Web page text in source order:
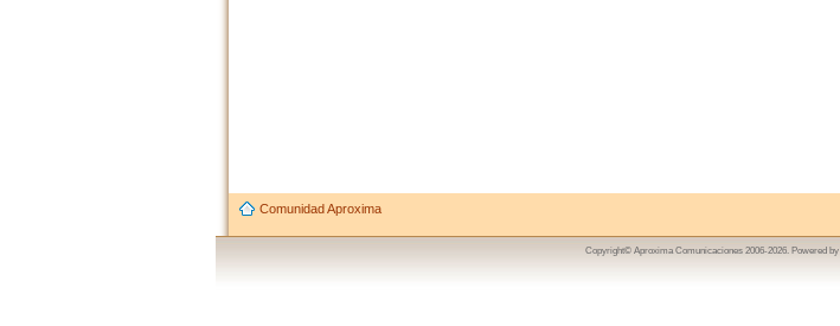
Comunidad Aproxima
Copyright© Aproxima Comunicaciones 2006-2026. Powered by